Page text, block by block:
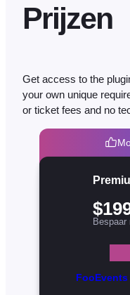
Prijzen
Get access to the
your own unique
or ticket fees and no
Bespaar